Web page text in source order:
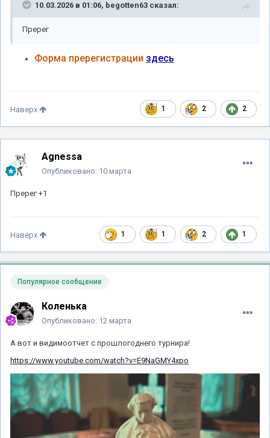
10.03.2026 в 01:06, begotten63 сказал:
Пререг
Форма пререгистрации здесь
1 2 2
Наверх
Agnessa
Опубликовано: 10 марта
Пререг +1
1 1 2 1
Наверх
Популярное сообщение
Коленька
Опубликовано: 12 марта
А вот и видимоотчет с прошлогоднего турнира!
https://www.youtube.com/watch?v=E9NaGMY4xpo